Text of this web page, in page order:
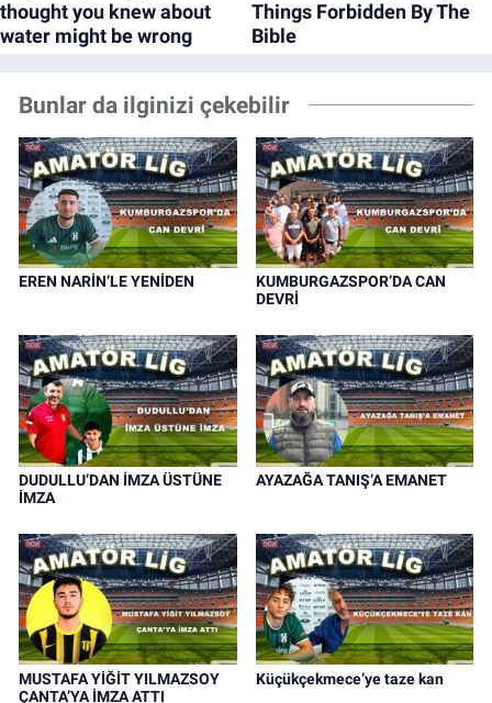
Bunlar da ilginizi çekebilir
EREN NARİN’LE YENİDEN
KUMBURGAZSPOR’DA CAN
DEVRİ
DUDULLU’DAN İMZA ÜSTÜNE
İMZA
AYAZAĞA TANIŞ’A EMANET
MUSTAFA YİĞİT YILMAZSOY
ÇANTA’YA İMZA ATTI
Küçükçekmece’ye taze kan